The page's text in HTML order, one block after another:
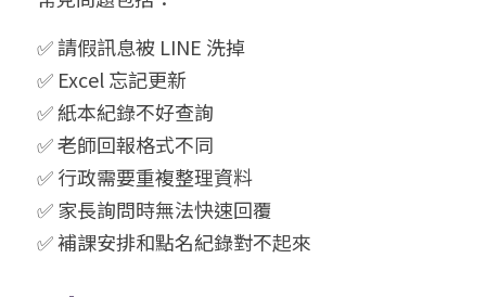
✅ 請假訊息被 LINE 洗掉
✅ Excel 忘記更新
✅ 紙本紀錄不好查詢
✅ 老師回報格式不同
✅ 行政需要重複整理資料
✅ 家長詢問時無法快速回覆
✅ 補課安排和點名紀錄對不起來